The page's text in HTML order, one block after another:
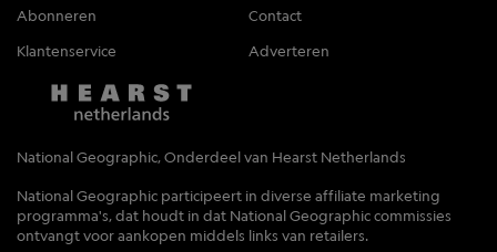
Abonneren
Contact
Klantenservice
Adverteren
National Geographic, Onderdeel van Hearst Netherlands
National Geographic participeert in diverse affiliate marketing
programma's, dat houdt in dat National Geographic commissies
ontvangt voor aankopen middels links van retailers.